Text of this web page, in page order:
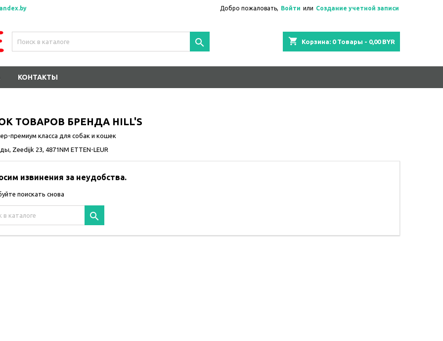
Добро пожаловать, Войти или Создание учетной записи
shopping_cart Корзина: 0Товары - 0,00 BYR

КОНТАКТЫ
ТОВАРОВ БРЕНДА HILL'S
премиум класса для собак и кошек
Zeedijk 23, 4871NM ETTEN-LEUR
извинения за неудобства.
поискать снова
